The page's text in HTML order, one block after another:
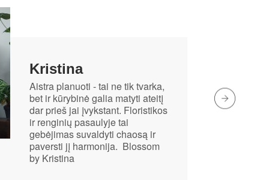
Kristina
Aistra planuoti - tai ne tik tvarka,
bet ir kūrybinė galia matyti ateitį
dar prieš jai įvykstant. Floristikos
ir renginių pasaulyje tai
gebėjimas suvaldyti chaosą ir
paversti jį harmonija. Blossom
by Kristina